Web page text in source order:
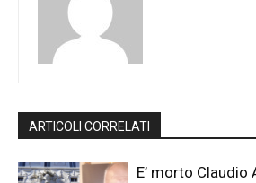
ARTICOLI CORRELATI
E’ morto Claudio